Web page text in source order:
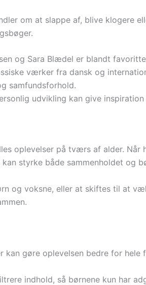
om at slappe af, blive klogere
og Sara Blædel er blandt
værker fra dansk og
samfundsforhold.
udvikling kan give
oplevelser på tværs af alder. Når
styrke både sammenholdet og
og voksne, eller at skiftes til at
gøre oplevelsen bedre for hele
indhold, så børnene kun har